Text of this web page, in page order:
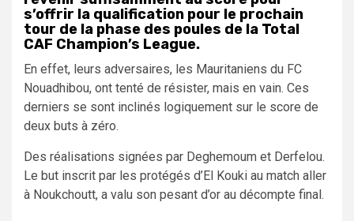
s’offrir la qualification pour le prochain
tour de la phase des poules de la Total
CAF Champion’s League.
En effet, leurs adversaires, les Mauritaniens du FC
Nouadhibou, ont tenté de résister, mais en vain. Ces
derniers se sont inclinés logiquement sur le score de
deux buts à zéro.
Des réalisations signées par Deghemoum et Derfelou.
Le but inscrit par les protégés d’El Kouki au match aller
à Noukchoutt, a valu son pesant d’or au décompte final.